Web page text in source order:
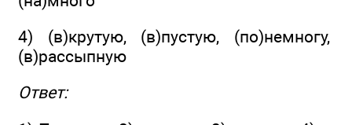
4) (в)крутую, (в)пустую, (по)немногу,
(в)рассыпную
Ответ: